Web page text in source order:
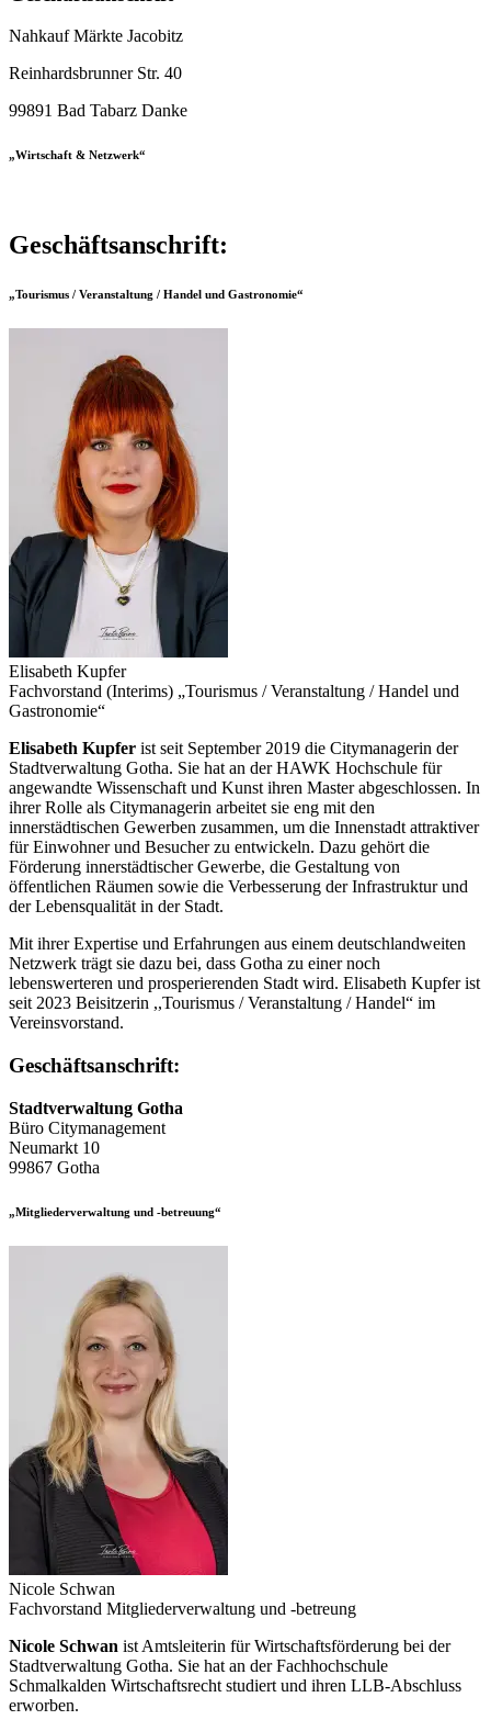
Nahkauf Märkte Jacobitz
Reinhardsbrunner Str. 40
99891 Bad Tabarz Danke
„Wirtschaft & Netzwerk“
Geschäftsanschrift:
„Tourismus / Veranstaltung / Handel und Gastronomie“
Elisabeth Kupfer
Fachvorstand (Interims) „Tourismus / Veranstaltung / Handel und
Gastronomie“
Elisabeth Kupfer ist seit September 2019 die Citymanagerin der
Stadtverwaltung Gotha. Sie hat an der HAWK Hochschule für
angewandte Wissenschaft und Kunst ihren Master abgeschlossen. In
ihrer Rolle als Citymanagerin arbeitet sie eng mit den
innerstädtischen Gewerben zusammen, um die Innenstadt attraktiver
für Einwohner und Besucher zu entwickeln. Dazu gehört die
Förderung innerstädtischer Gewerbe, die Gestaltung von
öffentlichen Räumen sowie die Verbesserung der Infrastruktur und
der Lebensqualität in der Stadt.
Mit ihrer Expertise und Erfahrungen aus einem deutschlandweiten
Netzwerk trägt sie dazu bei, dass Gotha zu einer noch
lebenswerteren und prosperierenden Stadt wird. Elisabeth Kupfer ist
seit 2023 Beisitzerin ,,Tourismus / Veranstaltung / Handel“ im
Vereinsvorstand.
Geschäftsanschrift:
Stadtverwaltung Gotha
Büro Citymanagement
Neumarkt 10
99867 Gotha
„Mitgliederverwaltung und -betreuung“
Nicole Schwan
Fachvorstand Mitgliederverwaltung und -betreung
Nicole Schwan ist Amtsleiterin für Wirtschaftsförderung bei der
Stadtverwaltung Gotha. Sie hat an der Fachhochschule
Schmalkalden Wirtschaftsrecht studiert und ihren LLB-Abschluss
erworben.